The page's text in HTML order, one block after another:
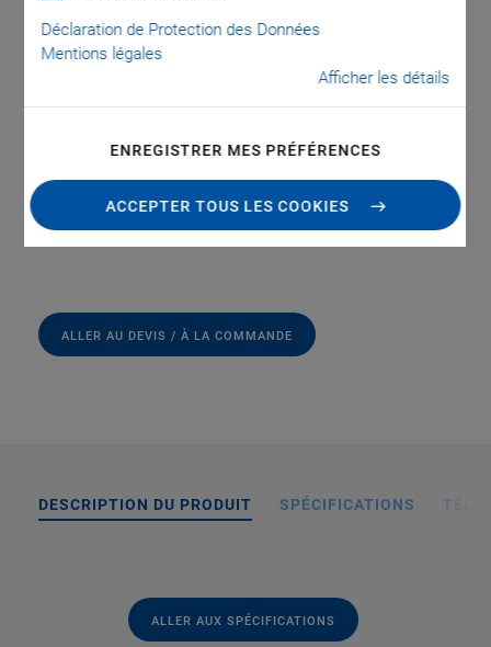
Déclaration de Protection des Données
Mentions légales
Afficher les détails
ENREGISTRER MES PRÉFÉRENCES
ACCEPTER TOUS LES COOKIES
V-308.APx Adapter
Plate for V-308
Mounting on honeycomb tables with metrical hole pattern
Mounting on honeycomb tables with imperial hole pattern
ALLER AU DEVIS / À LA COMMANDE
DESCRIPTION DU PRODUIT SPÉCIFICATIONS
ALLER AUX SPÉCIFICATIONS